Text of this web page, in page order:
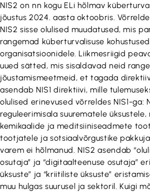
NIS2 on nn kogu ELi hõlmav
jõustus 2024. aasta oktoobris.
NIS2 sisse olulised muudatused, mis
rangemad küberturvalisuse
organisatsioonidele. Liikmesriigid
uued sätted, mis sisaldavad neid
jõustamismeetmeid, et tagada
asendab NIS1 direktiivi, mille
olulised erinevused võrreldes NIS1-ga:
reguleerimisala suurematele üksustele,
kemikaalide ja meditsiiniseadmete
tootjatele ja sotsiaalvõrgustike
varem ei hõlmanud. NIS2 asendab
osutaja” ja “digitaalteenuse osutaja”
üksuste” ja “kriitiliste üksuste”
muu hulgas suurusel ja sektoril. Kuigi